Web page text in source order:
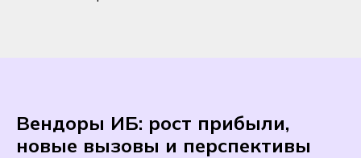
Вендоры ИБ: рост прибыли,
новые вызовы и перспективы